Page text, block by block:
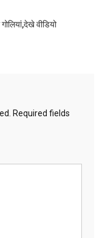
वीडियो
Required fields